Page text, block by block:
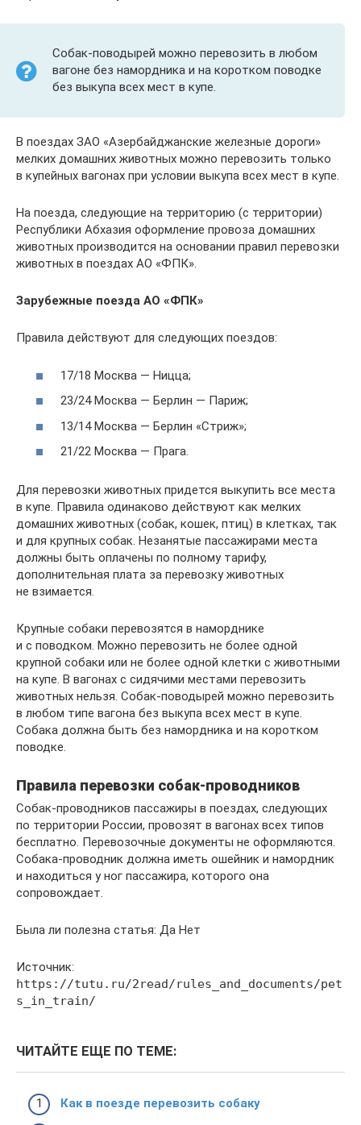
Собак-поводырей можно перевозить в любом
вагоне без намордника и на коротком поводке
без выкупа всех мест в купе.
В поездах ЗАО «Азербайджанские железные дороги»
мелких домашних животных можно перевозить только
в купейных вагонах при условии выкупа всех мест в купе.
На поезда, следующие на территорию (с территории)
Республики Абхазия оформление провоза домашних
животных производится на основании правил перевозки
животных в поездах АО «ФПК».
Зарубежные поезда АО «ФПК»
Правила действуют для следующих поездов:
17/18 Москва — Ницца;
23/24 Москва — Берлин — Париж;
13/14 Москва — Берлин «Стриж»;
21/22 Москва — Прага.
Для перевозки животных придется выкупить все места
в купе. Правила одинаково действуют как мелких
домашних животных (собак, кошек, птиц) в клетках, так
и для крупных собак. Незанятые пассажирами места
должны быть оплачены по полному тарифу,
дополнительная плата за перевозку животных
не взимается.
Крупные собаки перевозятся в наморднике
и с поводком. Можно перевозить не более одной
крупной собаки или не более одной клетки с животными
на купе. В вагонах с сидячими местами перевозить
животных нельзя. Собак-поводырей можно перевозить
в любом типе вагона без выкупа всех мест в купе.
Собака должна быть без намордника и на коротком
поводке.
Правила перевозки собак-проводников
Собак-проводников пассажиры в поездах, следующих
по территории России, провозят в вагонах всех типов
бесплатно. Перевозочные документы не оформляются.
Собака-проводник должна иметь ошейник и намордник
и находиться у ног пассажира, которого она
сопровождает.
Была ли полезна статья: Да Нет
Источник:
https://tutu.ru/2read/rules_and_documents/pet
s_in_train/
ЧИТАЙТЕ ЕЩЕ ПО ТЕМЕ:
Как в поезде перевозить собаку